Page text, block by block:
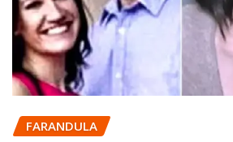
FARANDULA